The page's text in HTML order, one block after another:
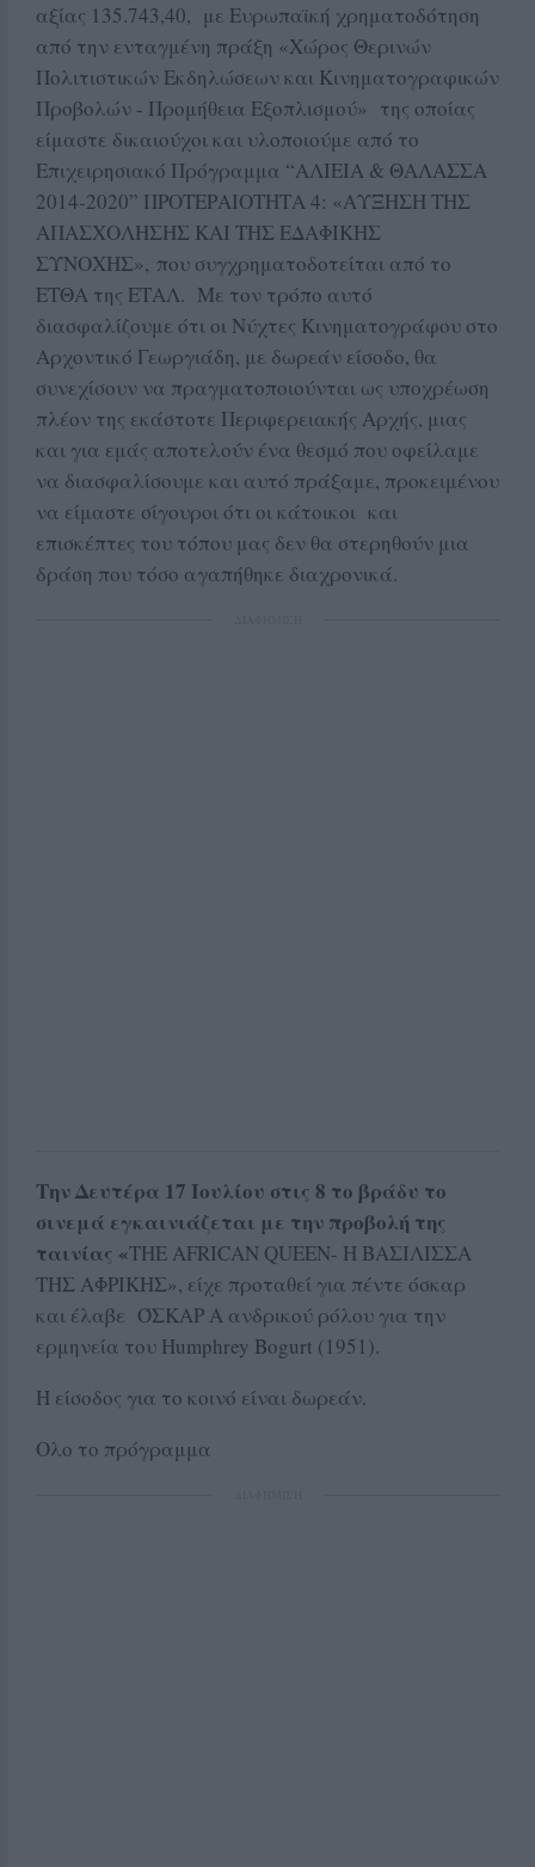
αξίας 135.743,40, με Ευρωπαϊκή χρηματοδότηση
από την ενταγμένη πράξη «Χώρος Θερινών
Πολιτιστικών Εκδηλώσεων και Κινηματογραφικών
Προβολών - Προμήθεια Εξοπλισμού» της οποίας
είμαστε δικαιούχοι και υλοποιούμε από το
Επιχειρησιακό Πρόγραμμα “ΑΛΙΕΙΑ & ΘΑΛΑΣΣΑ
2014-2020” ΠΡΟΤΕΡΑΙΟΤΗΤΑ 4: «ΑΥΞΗΣΗ ΤΗΣ
ΑΠΑΣΧΟΛΗΣΗΣ ΚΑΙ ΤΗΣ ΕΔΑΦΙΚΗΣ
ΣΥΝΟΧΗΣ», που συγχρηματοδοτείται από το
ΕΤΘΑ της ΕΤΑΛ. Με τον τρόπο αυτό
διασφαλίζουμε ότι οι Νύχτες Κινηματογράφου στο
Αρχοντικό Γεωργιάδη, με δωρεάν είσοδο, θα
συνεχίσουν να πραγματοποιούνται ως υποχρέωση
πλέον της εκάστοτε Περιφερειακής Αρχής, μιας
και για εμάς αποτελούν ένα θεσμό που οφείλαμε
να διασφαλίσουμε και αυτό πράξαμε, προκειμένου
να είμαστε σίγουροι ότι οι κάτοικοι και
επισκέπτες του τόπου μας δεν θα στερηθούν μια
δράση που τόσο αγαπήθηκε διαχρονικά.
Την Δευτέρα 17 Ιουλίου στις 8 το βράδυ το
σινεμά εγκαινιάζεται με την προβολή της
ταινίας «THE AFRICAN QUEEN- Η ΒΑΣΙΛΙΣΣΑ
ΤΗΣ ΑΦΡΙΚΗΣ», είχε προταθεί για πέντε όσκαρ
και έλαβε ΌΣΚΑΡ Α ανδρικού ρόλου για την
ερμηνεία του Humphrey Bogurt (1951).
Η είσοδος για το κοινό είναι δωρεάν.
Ολο το πρόγραμμα